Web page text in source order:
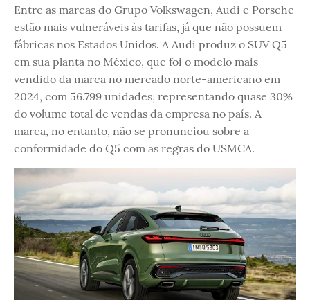
Entre as marcas do Grupo Volkswagen, Audi e Porsche
estão mais vulneráveis às tarifas, já que não possuem
fábricas nos Estados Unidos. A Audi produz o SUV Q5
em sua planta no México, que foi o modelo mais
vendido da marca no mercado norte-americano em
2024, com 56.799 unidades, representando quase 30%
do volume total de vendas da empresa no país. A
marca, no entanto, não se pronunciou sobre a
conformidade do Q5 com as regras do USMCA.